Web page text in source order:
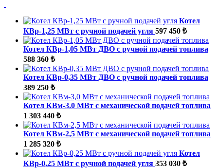
Котел
КВр-1,25 МВт с ручной подачей угля 597 450 ₺
Котел КВр-1,05 МВт ДВО с ручной подачей топлива
588 360 ₺
Котел КВр-0,35 МВт ДВО с ручной подачей топлива
389 250 ₺
Котел КВм-3,0 МВт с механической подачей топлива
1 303 440 ₺
Котел КВм-2,5 МВт с механической подачей топлива
1 285 320 ₺
Котел
КВр-0,25 МВт с ручной подачей угля 353 030 ₺